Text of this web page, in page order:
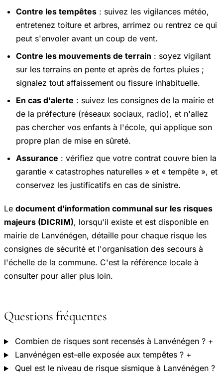
Contre les tempêtes : suivez les vigilances météo,
entretenez toiture et arbres, arrimez ou rentrez ce qui
peut s'envoler avant un coup de vent.
Contre les mouvements de terrain : soyez vigilant
sur les terrains en pente et après de fortes pluies ;
signalez tout affaissement ou fissure inhabituelle.
En cas d'alerte : suivez les consignes de la mairie et
de la préfecture (réseaux sociaux, radio), et n'allez
pas chercher vos enfants à l'école, qui applique son
propre plan de mise en sûreté.
Assurance : vérifiez que votre contrat couvre bien la
garantie « catastrophes naturelles » et « tempête », et
conservez les justificatifs en cas de sinistre.
Le document d'information communal sur les risques
majeurs (DICRIM), lorsqu'il existe et est disponible en
mairie de Lanvénégen, détaille pour chaque risque les
consignes de sécurité et l'organisation des secours à
l'échelle de la commune. C'est la référence locale à
consulter pour aller plus loin.
Questions fréquentes
Combien de risques sont recensés à Lanvénégen ? +
Lanvénégen est-elle exposée aux tempêtes ? +
Quel est le niveau de risque sismique à Lanvénégen ?